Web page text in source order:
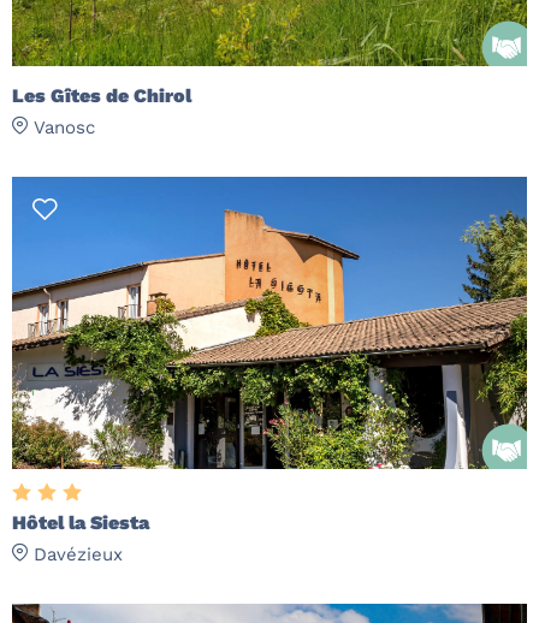
Les Gîtes de Chirol
Vanosc
Hôtel la Siesta
Davézieux